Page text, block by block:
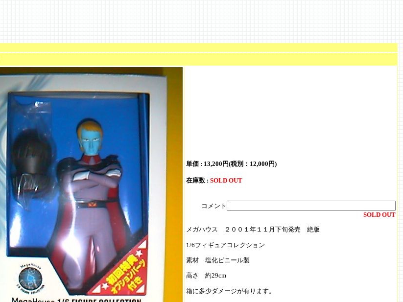
単価 : 13,200円(税別：12,000円)
在庫数 : SOLD OUT
コメント
SOLD OUT
メガハウス ２００１年１１月下旬発売 絶版
1/6フィギュアコレクション
素材 塩化ビニール製
高さ 約29cm
箱に多少ダメージが有ります。